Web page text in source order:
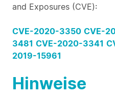
and Exposures (CVE):
CVE-2020-3350 CVE-
3481 CVE-2020-3341
2019-15961
Hinweise